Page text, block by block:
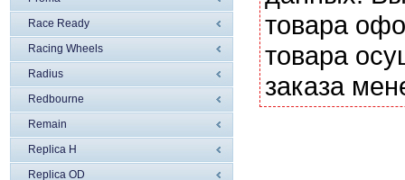
Race Ready
Racing Wheels
Radius
Redbourne
Remain
Replica H
Replica OD
товара
товара
заказа